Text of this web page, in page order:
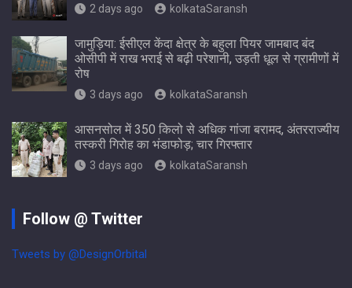
2 days ago kolkataSaransh
जामुड़िया: ईसीएल केंदा क्षेत्र के बहुला पियर जामबाद बंद
ओसीपी में राख भराई से बढ़ी परेशानी, उड़ती धूल से ग्रामीणों में
रोष
3 days ago kolkataSaransh
आसनसोल में 350 किलो से अधिक गांजा बरामद, अंतरराज्यीय
तस्करी गिरोह का भंडाफोड़; चार गिरफ्तार
3 days ago kolkataSaransh
Follow @ Twitter
Tweets by @DesignOrbital